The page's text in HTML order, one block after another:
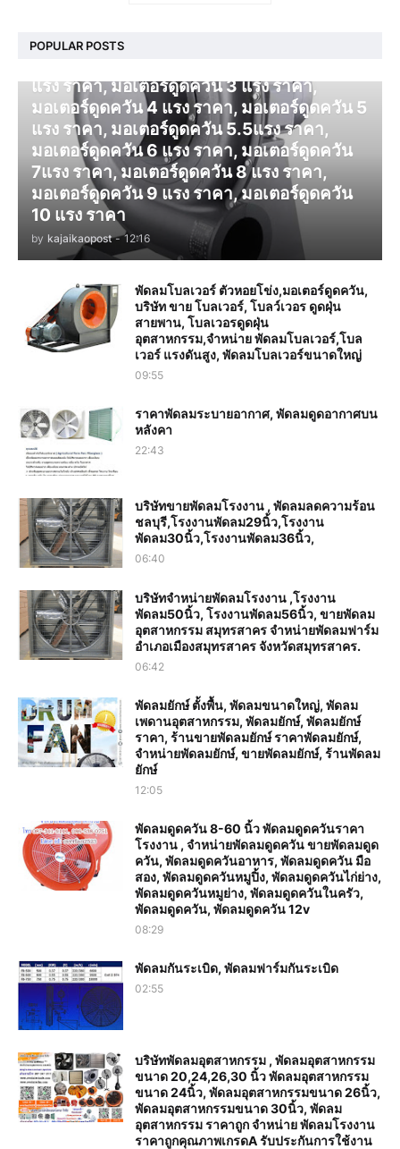
POPULAR POSTS
แรง ราคา, มอเตอร์ดูดควัน 3 แรง ราคา,
มอเตอร์ดูดควัน 4 แรง ราคา, มอเตอร์ดูดควัน 5
แรง ราคา, มอเตอร์ดูดควัน 5.5แรง ราคา,
มอเตอร์ดูดควัน 6 แรง ราคา, มอเตอร์ดูดควัน
7แรง ราคา, มอเตอร์ดูดควัน 8 แรง ราคา,
มอเตอร์ดูดควัน 9 แรง ราคา, มอเตอร์ดูดควัน
10 แรง ราคา
by kajaikaopost - 12:16
พัดลมโบลเวอร์ ตัวหอยโข่ง,มอเตอร์ดูดควัน,
บริษัท ขาย โบลเวอร์, โบลว์เวอร ดูดฝุ่น
สายพาน, โบลเวอรดูดฝุ่น
อุตสาหกรรม,จำหน่าย พัดลมโบลเวอร์,โบล
เวอร์ แรงดันสูง, พัดลมโบลเวอร์ขนาดใหญ่
09:55
ราคาพัดลมระบายอากาศ, พัดลมดูดอากาศบน
หลังคา
22:43
บริษัทขายพัดลมโรงงาน , พัดลมลดความร้อน
ชลบุรี,โรงงานพัดลม29นิ้ว,โรงงาน
พัดลม30นิ้ว,โรงงานพัดลม36นิ้ว,
06:40
บริษัทจำหน่ายพัดลมโรงงาน ,โรงงาน
พัดลม50นิ้ว, โรงงานพัดลม56นิ้ว, ขายพัดลม
อุตสาหกรรม สมุทรสาคร จำหน่ายพัดลมฟาร์ม
อำเภอเมืองสมุทรสาคร จังหวัดสมุทรสาคร.
06:42
พัดลมยักษ์ ตั้งพื้น, พัดลมขนาดใหญ่, พัดลม
เพดานอุตสาหกรรม, พัดลมยักษ์, พัดลมยักษ์
ราคา, ร้านขายพัดลมยักษ์ ราคาพัดลมยักษ์,
จำหน่ายพัดลมยักษ์, ขายพัดลมยักษ์, ร้านพัดลม
ยักษ์
12:05
พัดลมดูดควัน 8-60 นิ้ว พัดลมดูดควันราคา
โรงงาน , จำหน่ายพัดลมดูดควัน ขายพัดลมดูด
ควัน, พัดลมดูดควันอาหาร, พัดลมดูดควัน มือ
สอง, พัดลมดูดควันหมูปิ้ง, พัดลมดูดควันไก่ย่าง,
พัดลมดูดควันหมูย่าง, พัดลมดูดควันในครัว,
พัดลมดูดควัน, พัดลมดูดควัน 12v
08:29
พัดลมกันระเบิด, พัดลมฟาร์มกันระเบิด
02:55
บริษัทพัดลมอุตสาหกรรม , พัดลมอุตสาหกรรม
ขนาด 20,24,26,30 นิ้ว พัดลมอุตสาหกรรม
ขนาด 24นิ้ว, พัดลมอุตสาหกรรมขนาด 26นิ้ว,
พัดลมอุตสาหกรรมขนาด 30นิ้ว, พัดลม
อุตสาหกรรม ราคาถูก จำหน่าย พัดลมโรงงาน
ราคาถูกคุณภาพเกรดA รับประกันการใช้งาน‎